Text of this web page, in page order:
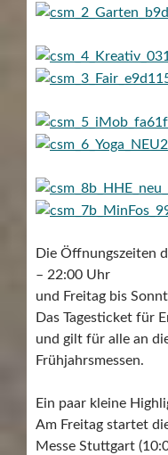
Die Öffnungszeiten
– 22:00 Uhr
und Freitag bis
Das Tagesticket für
und gilt für alle an
Frühjahrsmessen.
Ein paar kleine
Am Freitag startet
Messe Stuttgart